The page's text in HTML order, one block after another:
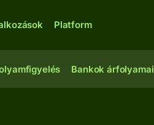
Platform
Bankok árfolyamai